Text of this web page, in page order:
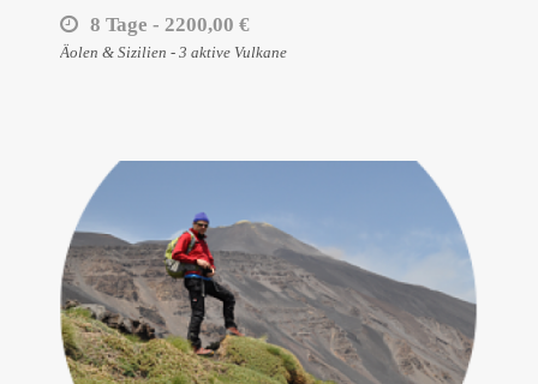
8 Tage - 2200,00 €
Äolen & Sizilien - 3 aktive Vulkane